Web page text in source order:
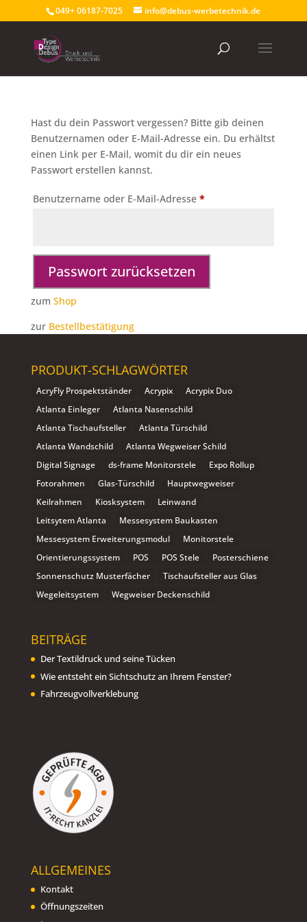
049+ 06187-7025 info@debus-werbetechnik.de
Hast du dein Passwort vergessen? Bitte gib deinen
Benutzernamen oder E-Mail-Adresse ein. Du erhältst
einen Link per E-Mail, womit du dir ein neues
Passwort erstellen kannst.
Benutzername oder E-Mail-Adresse *Erforderlich
Passwort zurücksetzen
zum Shop
zur Bestellbestätigung
PRODUKT-SCHLAGWÖRTER
AcryFly Prospektständer Acrypix
Acrypix Duo
Atlanta Einleger
Atlanta Nasenschild
Atlanta Tischaufsteller
Atlanta Türschild
Atlanta Wandschild
Atlanta Wegweiser Schild
Digital Signage
ds-frame Monitorstele
Expo Rollup
Fotorahmen
Glas-Türschild
Hauptwegweiser
Keilrahmen
Kiosksystem
Leinwand
Leitsytem Atlanta
Messesystem Baukasten
Messesystem Erweiterungsmodul
Monitorstele
Orientierungssystem
POS POS Stele
Posterschiene
Sonnenschutz Musterfächer
Tischaufsteller aus Glas
Wegeleitsystem
Wegweiser Deckenschild
BEITRÄGE
Der Textildruck und seine Tücken
Wie entsteht ein Sichtschutz an Ihrem Fenster?
Fahrzeugvollverklebung
ALLGEMEINES
Kontakt
Öffnungszeiten